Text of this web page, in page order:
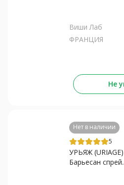
Виши Лаб
ФРАНЦИЯ
Не
Нет в наличии
5
УРЬЯЖ (URIAGE)
Барьесан